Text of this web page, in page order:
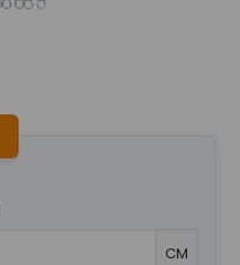
CM